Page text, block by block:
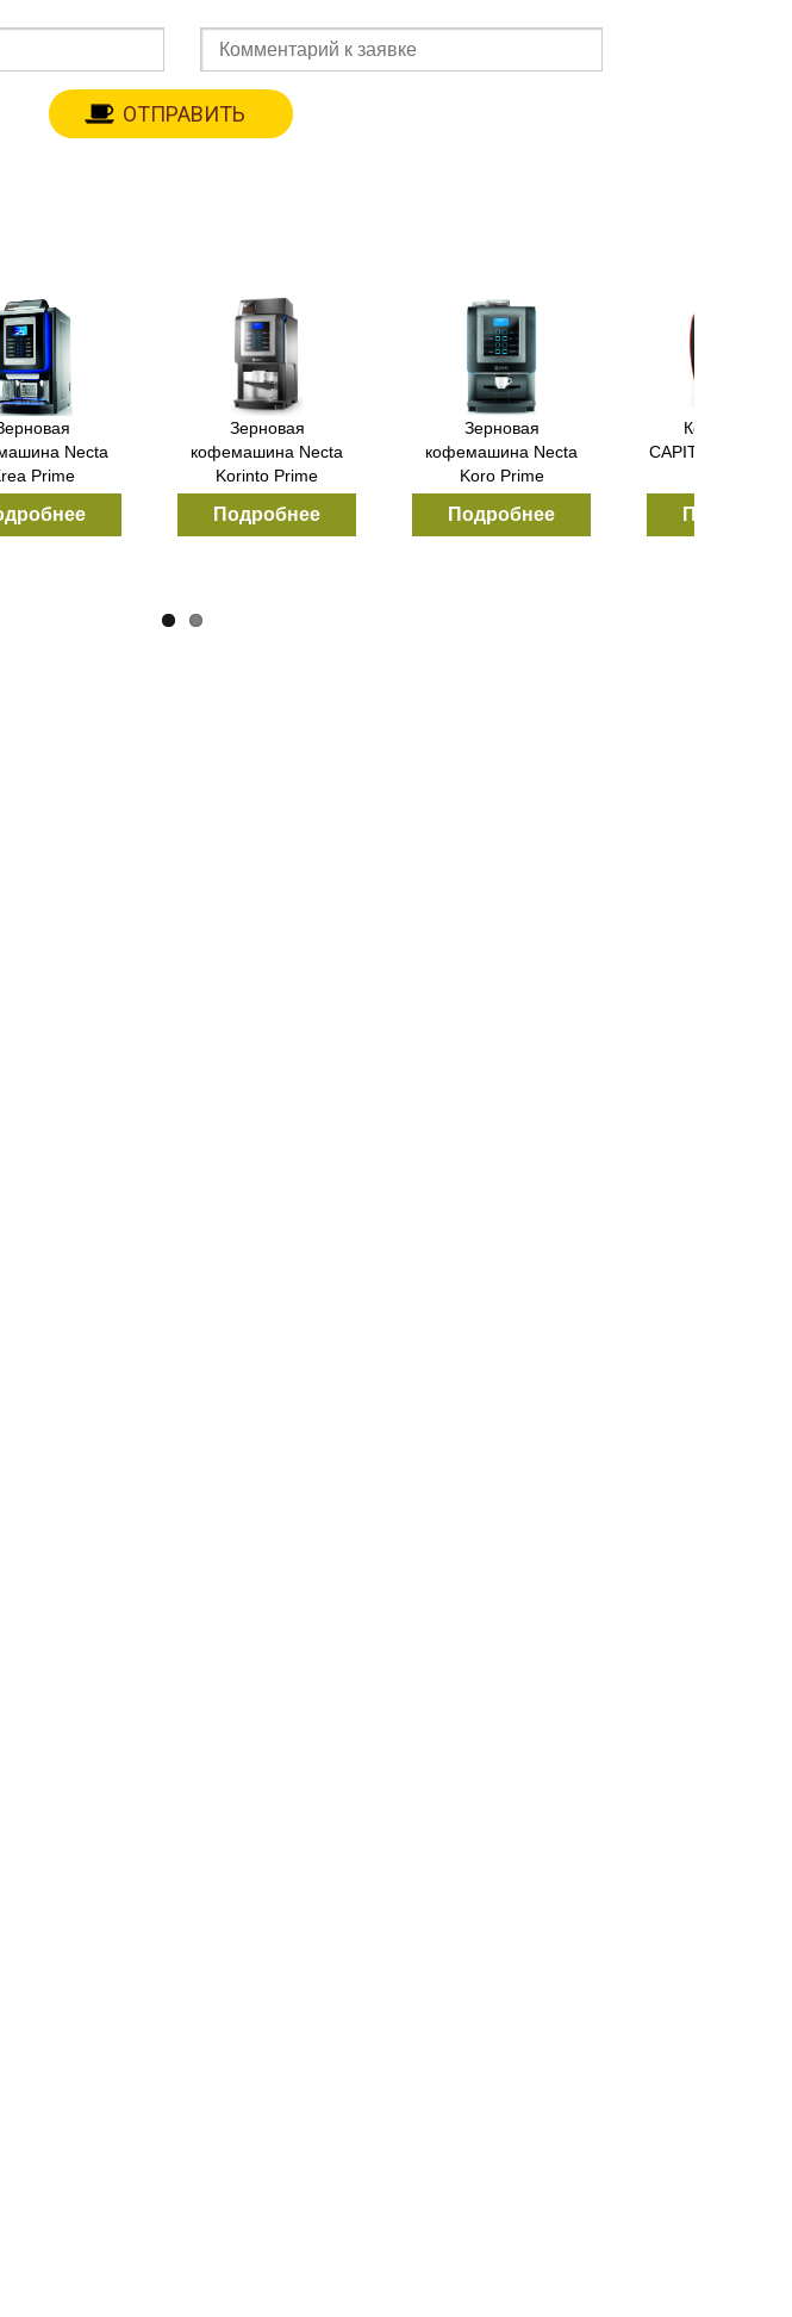
Necta
Prime
Кофемашина
CAPITANI SWEETY EP
Подробнее
Зерновая
кофемашина Necta
Krea Espresso
Подробнее
Зерновая
кофемашина Necta
Подробнее